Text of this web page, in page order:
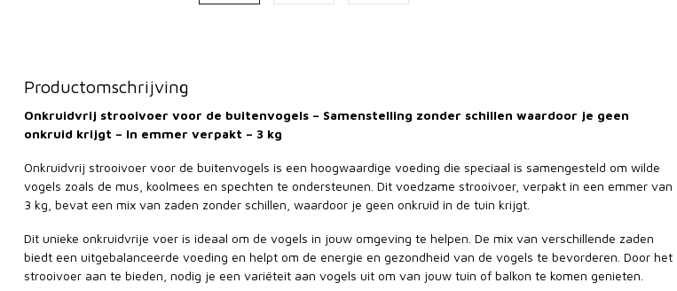
Productomschrijving
Onkruidvrij strooivoer voor de buitenvogels – Samenstelling zonder schillen waardoor je geen
onkruid krijgt – In emmer verpakt – 3 kg
Onkruidvrij strooivoer voor de buitenvogels is een hoogwaardige voeding die speciaal is samengesteld om wilde
vogels zoals de mus, koolmees en spechten te ondersteunen. Dit voedzame strooivoer, verpakt in een emmer van
3 kg, bevat een mix van zaden zonder schillen, waardoor je geen onkruid in de tuin krijgt.
Dit unieke onkruidvrije voer is ideaal om de vogels in jouw omgeving te helpen. De mix van verschillende zaden
biedt een uitgebalanceerde voeding en helpt om de energie en gezondheid van de vogels te bevorderen. Door het
strooivoer aan te bieden, nodig je een variëteit aan vogels uit om van jouw tuin of balkon te komen genieten.